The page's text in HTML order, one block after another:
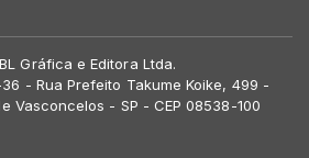
Gráfica e Editora Ltda.
36 - Rua Prefeito Takume Koike, 499 -
Vasconcelos - SP - CEP 08538-100